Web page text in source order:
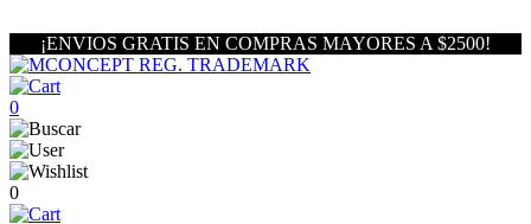
¡ENVIOS GRATIS EN COMPRAS MAYORES A $2500!
0
0